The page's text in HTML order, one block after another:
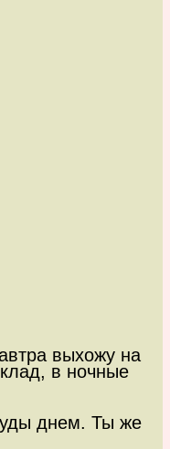
выхожу на
в ночные
днем. Ты же